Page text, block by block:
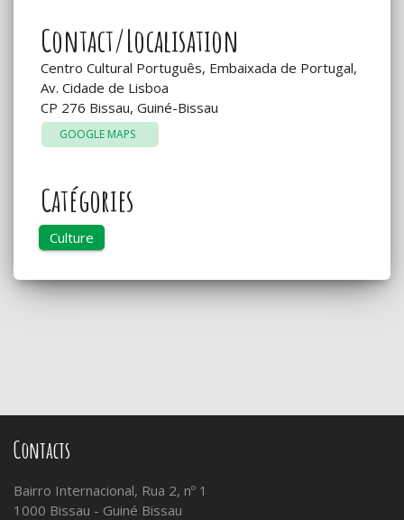
Contact/Localisation
Centro Cultural Português, Embaixada de Portugal,
Av. Cidade de Lisboa
CP 276 Bissau, Guiné-Bissau
GOOGLE MAPS
Catégories
Culture
Contacts
Bairro Internacional, Rua 2, nº 1
1000 Bissau - Guiné Bissau